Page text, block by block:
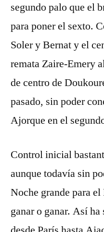
segundo palo que el
para poner el sexto.
Soler y Bernat y el
remata Zaire-Emery
de centro de
pasado, sin poder
Ajorque en el
Control inicial
aunque todavía sin
Noche grande para el
ganar o ganar. Así